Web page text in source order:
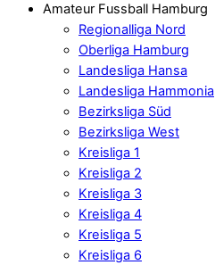
Amateur Fussball Hamburg
Regionalliga Nord
Oberliga Hamburg
Landesliga Hansa
Landesliga Hammonia
Bezirksliga Süd
Bezirksliga West
Kreisliga 1
Kreisliga 2
Kreisliga 3
Kreisliga 4
Kreisliga 5
Kreisliga 6